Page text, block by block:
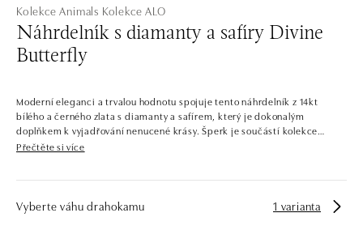
Kolekce Animals Kolekce ALO
Náhrdelník s diamanty a safíry Divine
Butterfly
Moderní eleganci a trvalou hodnotu spojuje tento náhrdelník z 14kt
bílého a černého zlata s diamanty a safírem, který je dokonalým
doplňkem k vyjadřování nenucené krásy. Šperk je součástí kolekce
Animals.
podvodním světem – přenesou vás do nespoutané říše zvířat a umožní
vám oslavovat krásy planety na každém kroku.
Přečtěte si více
Vyberte váhu drahokamu 1 varianta